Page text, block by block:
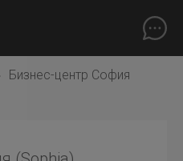
Бизнес-центр София